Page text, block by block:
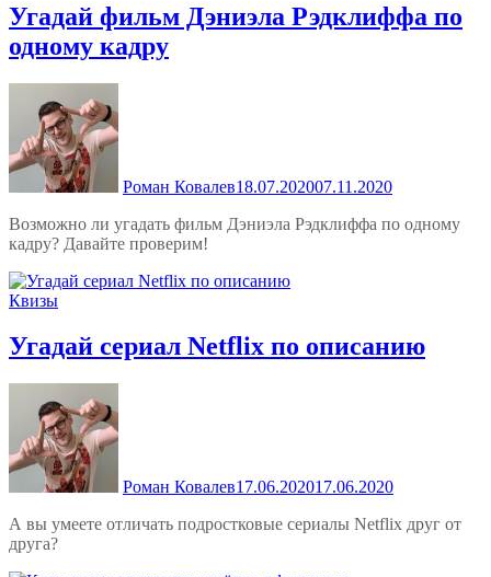
Угадай фильм Дэниэла Рэдклиффа по
одному кадру
Роман Ковалев18.07.202007.11.2020
Возможно ли угадать фильм Дэниэла Рэдклиффа по одному
кадру? Давайте проверим!
Квизы
Угадай сериал Netflix по описанию
Роман Ковалев17.06.202017.06.2020
А вы умеете отличать подростковые сериалы Netflix друг от
друга?